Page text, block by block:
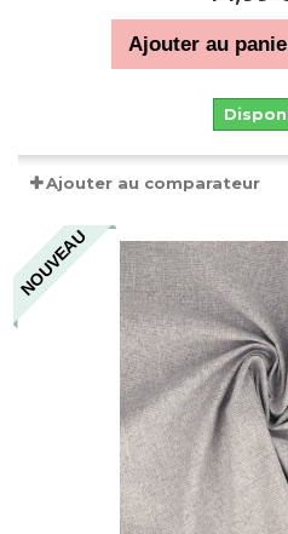
Ajouter au
Ajouter au comparateur
NOUVEAU